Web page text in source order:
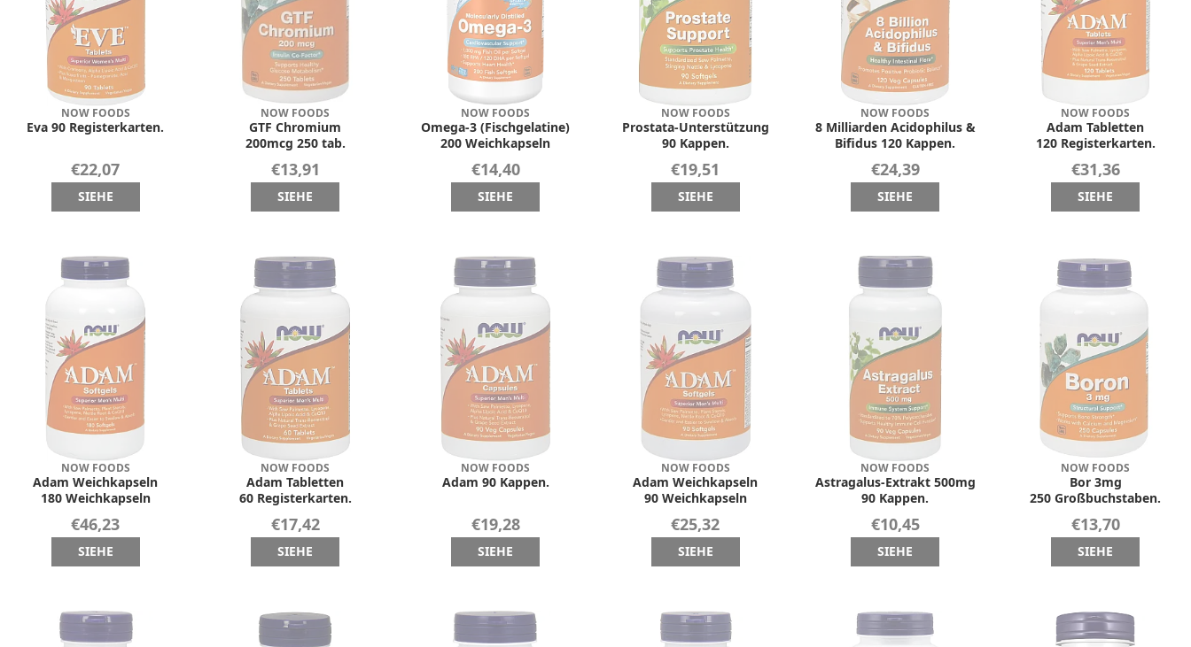
NOW FOODS
Eva 90 Registerkarten.
€22,07
SIEHE
NOW FOODS
GTF Chromium
200mcg 250 tab.
€13,91
SIEHE
NOW FOODS
Omega-3 (Fischgelatine)
200 Weichkapseln
€14,40
SIEHE
NOW FOODS
Prostata-Unterstützung
90 Kappen.
€19,51
SIEHE
NOW FOODS
8 Milliarden Acidophilus &
Bifidus 120 Kappen.
€24,39
SIEHE
NOW FOODS
Adam Tabletten
120 Registerkarten.
€31,36
SIEHE
NOW FOODS
Adam Weichkapseln
180 Weichkapseln
€46,23
SIEHE
NOW FOODS
Adam Tabletten
60 Registerkarten.
€17,42
SIEHE
NOW FOODS
Adam 90 Kappen.
€19,28
SIEHE
NOW FOODS
Adam Weichkapseln
90 Weichkapseln
€25,32
SIEHE
NOW FOODS
Astragalus-Extrakt 500mg
90 Kappen.
€10,45
SIEHE
NOW FOODS
Bor 3mg
250 Großbuchstaben.
€13,70
SIEHE